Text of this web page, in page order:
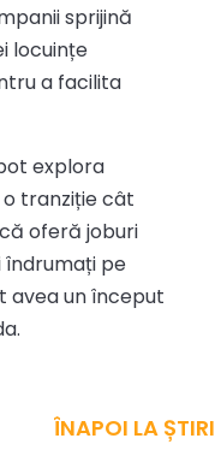
sprijină
locuințe
a facilita
explora
tranziție cât
oferă joburi
îndrumați pe
avea un început
ÎNAPOI LA ȘTIRI